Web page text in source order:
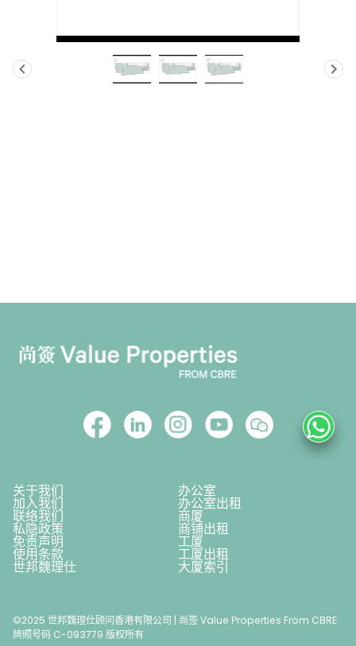
关于我们 办公室
加入我们 办公室出租
联络我们 商厦
私隐政策 商铺出租
免责声明 工厦
使用条款 工厦出租
世邦魏理仕 大厦索引
©2025 世邦魏理仕顾问香港有限公司 | 尚签 Value Properties From CBRE
牌照号码 C-093779 版权所有